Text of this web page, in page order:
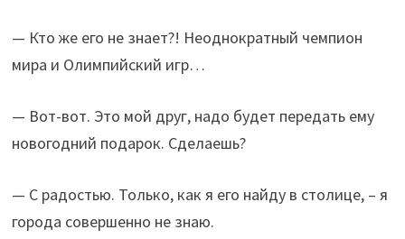
— Кто же его не знает?! Неоднократный чемпион
мира и Олимпийский игр…
— Вот-вот. Это мой друг, надо будет передать ему
новогодний подарок. Сделаешь?
— С радостью. Только, как я его найду в столице, – я
города совершенно не знаю.